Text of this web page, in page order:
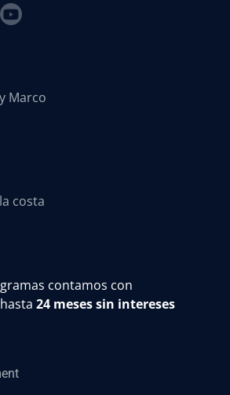
Marco
costa
contamos con
24 meses sin intereses